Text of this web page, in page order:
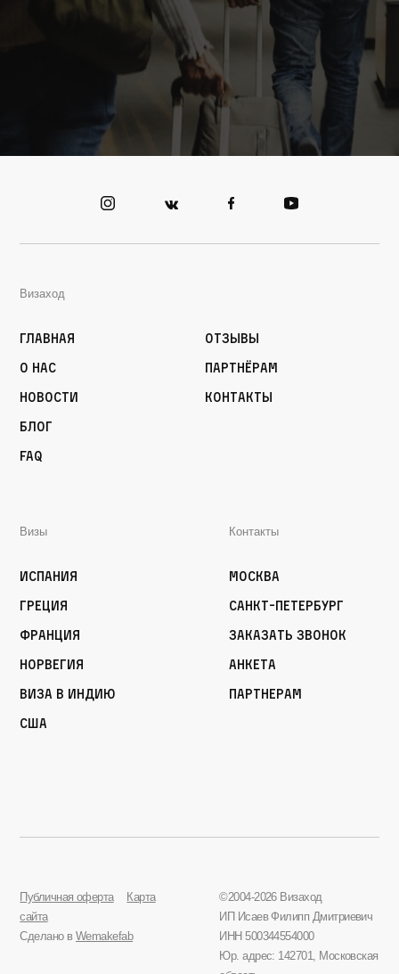
Визаход
Главная
О нас
Новости
Блог
FAQ
Отзывы
Партнёрам
Контакты
Визы
Испания
Греция
Франция
Норвегия
Виза в Индию
США
Контакты
Москва
Санкт-Петербург
Заказать звонок
Анкета
Партнерам
Публичная оферта
Карта
сайта
Сделано в Wemakefab
©2004-2026 Визаход
ИП Исаев Филипп Дмитриевич
ИНН 500344554000
Юр. адрес: 142701, Московская